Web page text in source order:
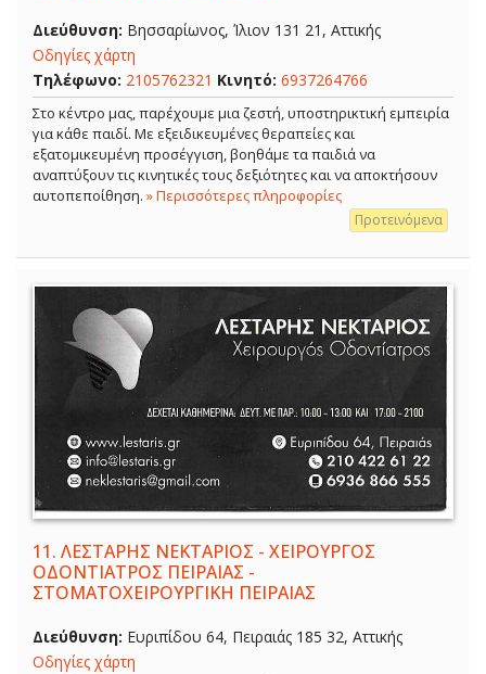
Διεύθυνση: Βησσαρίωνος, Ίλιον 131 21, Αττικής
Οδηγίες χάρτη
Τηλέφωνο: 2105762321 Κινητό: 6937264766
Στο κέντρο μας, παρέχουμε μια ζεστή, υποστηρικτική εμπειρία
για κάθε παιδί. Με εξειδικευμένες θεραπείες και
εξατομικευμένη προσέγγιση, βοηθάμε τα παιδιά να
αναπτύξουν τις κινητικές τους δεξιότητες και να αποκτήσουν
αυτοπεποίθηση. » Περισσότερες πληροφορίες
Προτεινόμενα
11. ΛΕΣΤΑΡΗΣ ΝΕΚΤΑΡΙΟΣ - ΧΕΙΡΟΥΡΓΟΣ
ΟΔΟΝΤΙΑΤΡΟΣ ΠΕΙΡΑΙΑΣ -
ΣΤΟΜΑΤΟΧΕΙΡΟΥΡΓΙΚΗ ΠΕΙΡΑΙΑΣ
Διεύθυνση: Ευριπίδου 64, Πειραιάς 185 32, Αττικής
Οδηγίες χάρτη